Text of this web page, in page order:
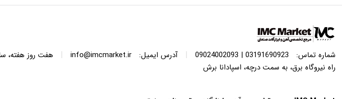
شماره تماس: 03191690923 | 09024002093
| آدرس ایمیل: info@imcmarket.ir
|
راه نیروگاه برق، به سمت درچه، اسپادانا برش